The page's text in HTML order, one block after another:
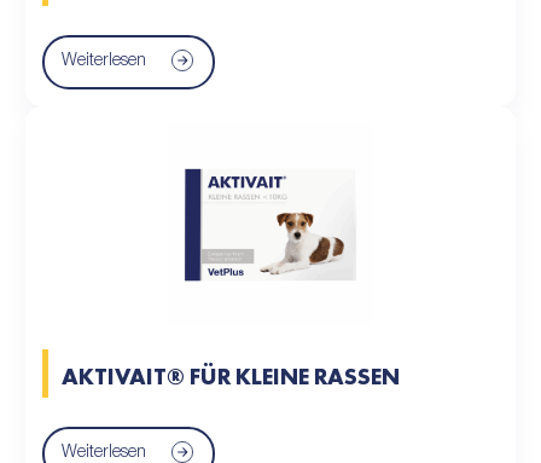
Weiterlesen
AKTIVAIT® FÜR KLEINE RASSEN
Weiterlesen